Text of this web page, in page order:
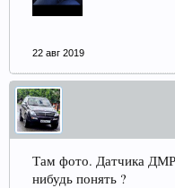
22 авг 2019
Там фото. Датчика
нибудь понять ?